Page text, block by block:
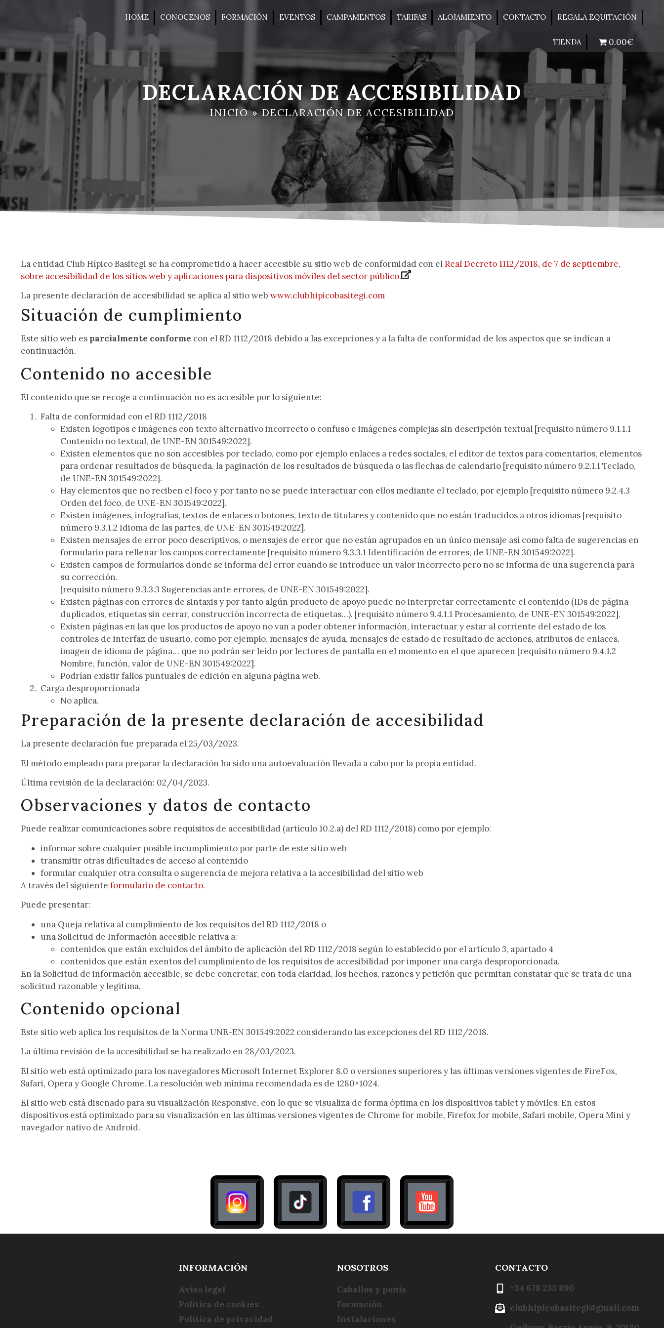
HOME CONOCENOS FORMACIÓN EVENTOS CAMPAMENTOS TARIFAS ALOJAMIENTO CONTACTO REGALA EQUITACIÓN
TIENDA 0.00€
DECLARACIÓN DE ACCESIBILIDAD
INICIO»DECLARACIÓN DE ACCESIBILIDAD
La entidad Club Hípico Basitegi se ha comprometido a hacer accesible su sitio web de conformidad con elReal Decreto 1112/2018, de 7 de septiembre,
sobre accesibilidad de los sitios web y aplicaciones para dispositivos móviles del sector público.
La presente declaración de accesibilidad se aplica al sitio web www.clubhipicobasitegi.com
Situación de cumplimiento
Este sitio web es parcialmente conforme con el RD 1112/2018 debido a las excepciones y a la falta de conformidad de los aspectos que se indican a
continuación.
Contenido no accesible
El contenido que se recoge a continuación no es accesible por lo siguiente:
Falta de conformidad con el RD 1112/2018
Existen logotipos e imágenes con texto alternativo incorrecto o confuso e imágenes complejas sin descripción textual [requisito número 9.1.1.1
Contenido no textual, de UNE-EN 301549:2022].
Existen elementos que no son accesibles por teclado, como por ejemplo enlaces a redes sociales, el editor de textos para comentarios, elementos
para ordenar resultados de búsqueda, la paginación de los resultados de búsqueda o las flechas de calendario [requisito número 9.2.1.1 Teclado,
de UNE-EN 301549:2022].
Hay elementos que no reciben el foco y por tanto no se puede interactuar con ellos mediante el teclado, por ejemplo [requisito número 9.2.4.3
Orden del foco, de UNE-EN 301549:2022].
Existen imágenes, infografías, textos de enlaces o botones, texto de titulares y contenido que no están traducidos a otros idiomas [requisito
número 9.3.1.2 Idioma de las partes, de UNE-EN 301549:2022].
Existen mensajes de error poco descriptivos, o mensajes de error que no están agrupados en un único mensaje así como falta de sugerencias en
formulario para rellenar los campos correctamente [requisito número 9.3.3.1 Identificación de errores, de UNE-EN 301549:2022].
Existen campos de formularios donde se informa del error cuando se introduce un valor incorrecto pero no se informa de una sugerencia para
su corrección.
[requisito número 9.3.3.3 Sugerencias ante errores, de UNE-EN 301549:2022].
Existen páginas con errores de sintaxis y por tanto algún producto de apoyo puede no interpretar correctamente el contenido (IDs de página
duplicados, etiquetas sin cerrar, construcción incorrecta de etiquetas…). [requisito número 9.4.1.1 Procesamiento, de UNE-EN 301549:2022].
Existen páginas en las que los productos de apoyo no van a poder obtener información, interactuar y estar al corriente del estado de los
controles de interfaz de usuario, como por ejemplo, mensajes de ayuda, mensajes de estado de resultado de acciones, atributos de enlaces,
imagen de idioma de página… que no podrán ser leído por lectores de pantalla en el momento en el que aparecen [requisito número 9.4.1.2
Nombre, función, valor de UNE-EN 301549:2022].
Podrían existir fallos puntuales de edición en alguna página web.
Carga desproporcionada
No aplica.
Preparación de la presente declaración de accesibilidad
La presente declaración fue preparada el 25/03/2023.
El método empleado para preparar la declaración ha sido una autoevaluación llevada a cabo por la propia entidad.
Última revisión de la declaración: 02/04/2023.
Observaciones y datos de contacto
Puede realizar comunicaciones sobre requisitos de accesibilidad (artículo 10.2.a) del RD 1112/2018) como por ejemplo:
informar sobre cualquier posible incumplimiento por parte de este sitio web
transmitir otras dificultades de acceso al contenido
formular cualquier otra consulta o sugerencia de mejora relativa a la accesibilidad del sitio web
A través del siguiente formulario de contacto.
Puede presentar:
una Queja relativa al cumplimiento de los requisitos del RD 1112/2018 o
una Solicitud de Información accesible relativa a:
contenidos que están excluidos del ámbito de aplicación del RD 1112/2018 según lo establecido por el artículo 3, apartado 4
contenidos que están exentos del cumplimiento de los requisitos de accesibilidad por imponer una carga desproporcionada.
En la Solicitud de información accesible, se debe concretar, con toda claridad, los hechos, razones y petición que permitan constatar que se trata de una
solicitud razonable y legítima.
Contenido opcional
Este sitio web aplica los requisitos de la Norma UNE-EN 301549:2022 considerando las excepciones del RD 1112/2018.
La última revisión de la accesibilidad se ha realizado en 28/03/2023.
El sitio web está optimizado para los navegadores Microsoft Internet Explorer 8.0 o versiones superiores y las últimas versiones vigentes de FireFox,
Safari, Opera y Google Chrome. La resolución web mínima recomendada es de 1280×1024.
El sitio web está diseñado para su visualización Responsive, con lo que se visualiza de forma óptima en los dispositivos tablet y móviles. En estos
dispositivos está optimizado para su visualización en las últimas versiones vigentes de Chrome for mobile, Firefox for mobile, Safari mobile, Opera Mini y
navegador nativo de Android.
INFORMACIÓN
Aviso legal
Política de cookies
Política de privacidad
NOSOTROS
Caballos y ponis
Formación
Instalaciones
CONTACTO
+34 678 233 890
clubhipicobasitegi@gmail.com